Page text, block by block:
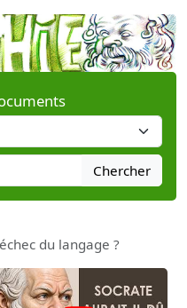
Chercher
du langage ?